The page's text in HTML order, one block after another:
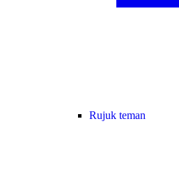
Rujuk teman